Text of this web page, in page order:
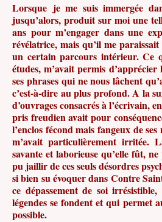
Lorsque je me suis immergée
jusqu’alors, produit sur moi une
ans pour m’engager dans une
révélatrice, mais qu’il me
un certain parcours intérieur. Ce
études, m’avait permis
ses phrases qui ne nous lâchent
c’est-à-dire au plus profond. A la
d’ouvrages consacrés à l’écrivain,
pris freudien avait pour
l’enclos fécond mais fangeux de
m’avait particulièrement irritée.
savante et laborieuse qu’elle fût,
pu jaillir de ces seuls désordres
si bien su évoquer dans Contre
ce dépassement de soi
légendes se fondent et qui permet
possible.